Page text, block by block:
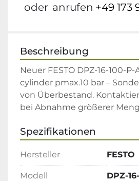
oder anrufen +49 173
Beschreibung
Neuer FESTO DPZ-16-100-P-
cylinder pmax.10 bar –
von Überbestand.
bei Abnahme größerer
Spezifikationen
Hersteller FESTO
Modell DPZ-